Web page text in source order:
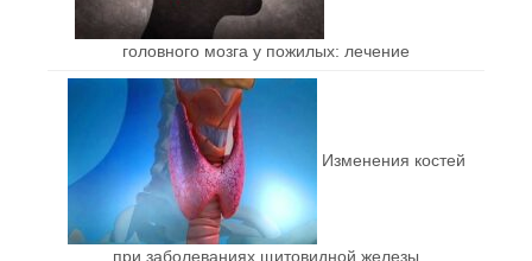
головного мозга у пожилых: лечение
Изменения костей
при заболеваниях щитовидной железы